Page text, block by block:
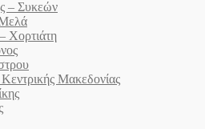
– Συκεών
Χορτιάτη
Μακεδονίας